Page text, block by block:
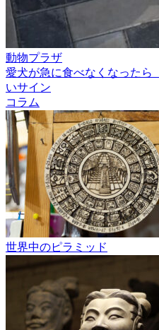
動物プラザ
愛犬が急に食べなくなった
いサイン
コラム
世界中のピラミッド